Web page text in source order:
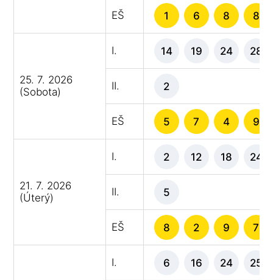
EŠ 1 6 8 8
25. 7. 2026
(Sobota)
I. 14 19 24 28
II. 2
EŠ 5 7 4 9
21. 7. 2026
(Úterý)
I. 2 12 18 24
II. 5
EŠ 8 2 9 7
I. 6 16 24 25